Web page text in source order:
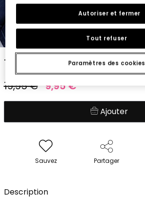
2 3 4
T-shirt enfant rayée en jaune
19,95 € 9,95 €
Ajouter
Sauvez Partager
Description
Paramètres des cookies
Tout refuser
Autoriser et fermer